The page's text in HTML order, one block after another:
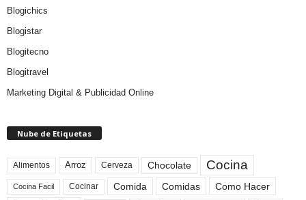
Blogichics
Blogistar
Blogitecno
Blogitravel
Marketing Digital & Publicidad Online
Nube de Etiquetas
Alimentos Arroz Cerveza Chocolate Cocina
Cocina Facil Cocinar Comida Comidas Como Hacer